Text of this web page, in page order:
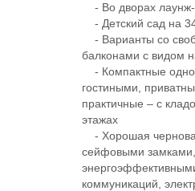
- Во дворах лаунж-
- Детский сад на
- Варианты со
балконами с видом
- Компактные
гостиными,
практичные – с
этажах
- Хорошая
сейфовыми
коммуникаций,